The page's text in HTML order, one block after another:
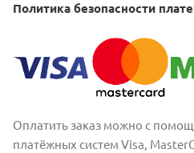
Политика безопасности
Оплатить заказ можно с
платёжных систем Visa,